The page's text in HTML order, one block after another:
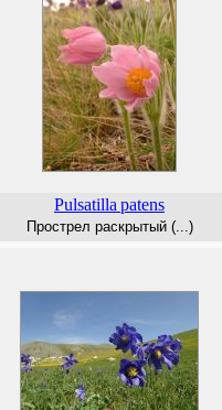
Pulsatilla patens
Прострел раскрытый (...)